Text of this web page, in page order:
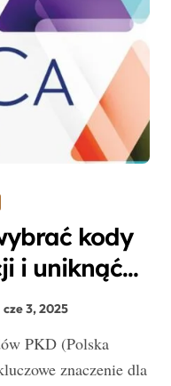
kody
i uniknąć
cze 3, 2025
znaczenie dla